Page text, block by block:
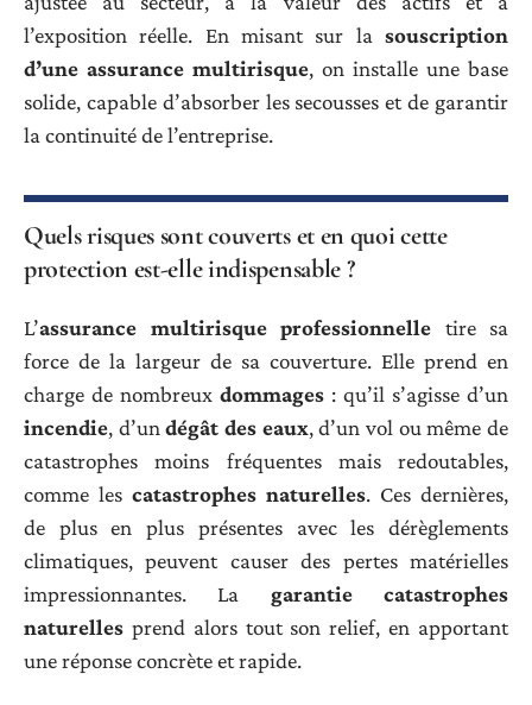
l’exposition réelle. En misant sur la souscription
d’une assurance multirisque, on installe une base
solide, capable d’absorber les secousses et de garantir
la continuité de l’entreprise.
Quels risques sont couverts et en quoi cette
protection est-elle indispensable ?
L’assurance multirisque professionnelle tire sa
force de la largeur de sa couverture. Elle prend en
charge de nombreux dommages : qu’il s’agisse d’un
incendie, d’undégât des eaux, d’un vol ou même de
catastrophes moins fréquentes mais redoutables,
comme les catastrophes naturelles. Ces dernières,
de plus en plus présentes avec les dérèglements
climatiques, peuvent causer des pertes matérielles
impressionnantes. La garantie catastrophes
naturelles prend alors tout son relief, en apportant
une réponse concrète et rapide.